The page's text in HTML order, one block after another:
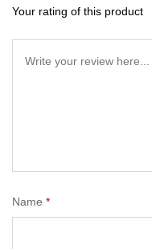
Your rating of this product
Name *